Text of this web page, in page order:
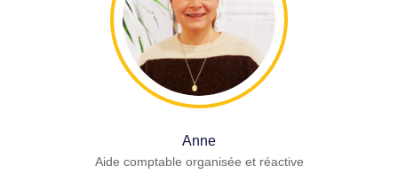
Anne
Aide comptable organisée et réactive